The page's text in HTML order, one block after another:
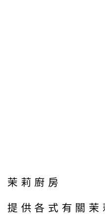
茉莉廚房
提供各式有關茉